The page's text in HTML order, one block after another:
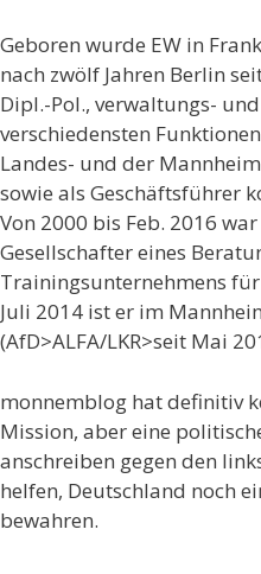
Geboren wurde EW in
nach zwölf Jahren Berlin
Dipl.-Pol., verwaltungs-
verschiedensten
Landes- und der
sowie als Geschäftsführer
Von 2000 bis Feb. 2016
Gesellschafter eines
Trainingsunternehmens
Juli 2014 ist er im
(AfD>ALFA/LKR>seit Mai
monnemblog hat definitiv
Mission, aber eine
anschreiben gegen den
helfen, Deutschland noch
bewahren.